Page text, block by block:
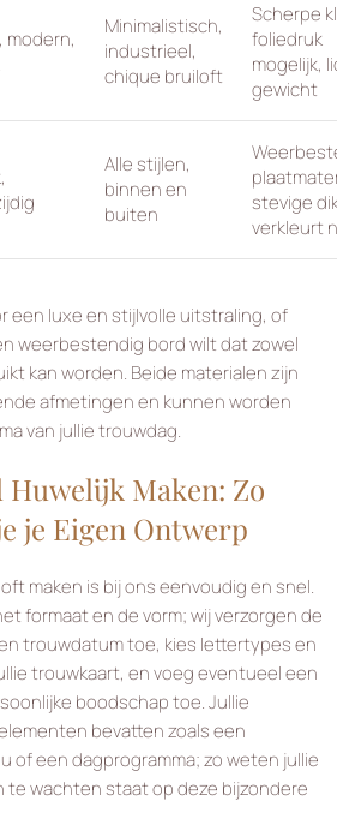
modern,
Minimalistisch,
industrieel,
chique bruiloft
Scherpe
foliedruk
mogelijk,
gewicht
Alle stijlen,
binnen en
buiten
stevige
verkleurt
een luxe en stijlvolle uitstraling, of
weerbestendig bord wilt dat zowel
kan worden. Beide materialen zijn
afmetingen en kunnen worden
van jullie trouwdag.
Maken: Zo
je Eigen Ontwerp
maken is bij ons eenvoudig en snel.
formaat en de vorm; wij verzorgen de
trouwdatum toe, kies lettertypes en
trouwkaart, en voeg eventueel een
boodschap toe. Jullie
bevatten zoals een
of een dagprogramma; zo weten jullie
wachten staat op deze bijzondere